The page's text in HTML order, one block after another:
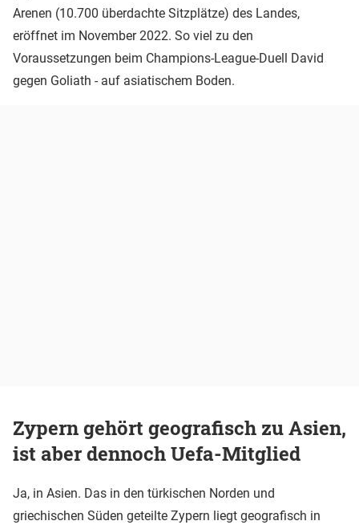
Arenen (10.700 überdachte Sitzplätze) des Landes,
eröffnet im November 2022. So viel zu den
Voraussetzungen beim Champions-League-Duell David
gegen Goliath - auf asiatischem Boden.
Zypern gehört geografisch zu Asien,
ist aber dennoch Uefa-Mitglied
Ja, in Asien. Das in den türkischen Norden und
griechischen Süden geteilte Zypern liegt geografisch in